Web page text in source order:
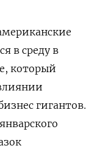
в среду в
который
гигантов.